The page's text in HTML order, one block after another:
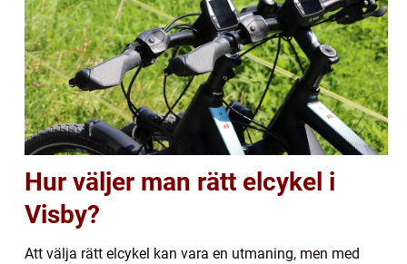
Hur väljer man rätt elcykel i
Visby?
Att välja rätt elcykel kan vara en utmaning, men med